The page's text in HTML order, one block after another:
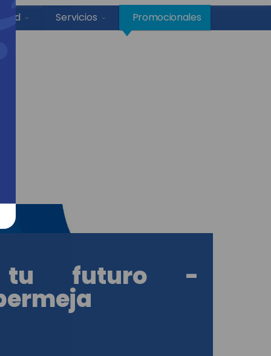
Salud Servicios Promocionales
tu futuro -